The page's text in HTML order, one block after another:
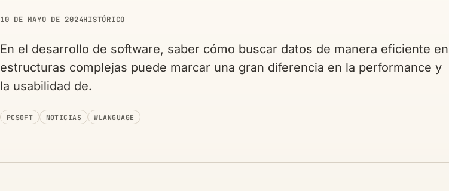
10 DE MAYO DE 2024HISTÓRICO
En el desarrollo de software, saber cómo buscar datos de manera eficiente en
estructuras complejas puede marcar una gran diferencia en la performance y
la usabilidad de.
PCSOFT NOTICIAS WLANGUAGE